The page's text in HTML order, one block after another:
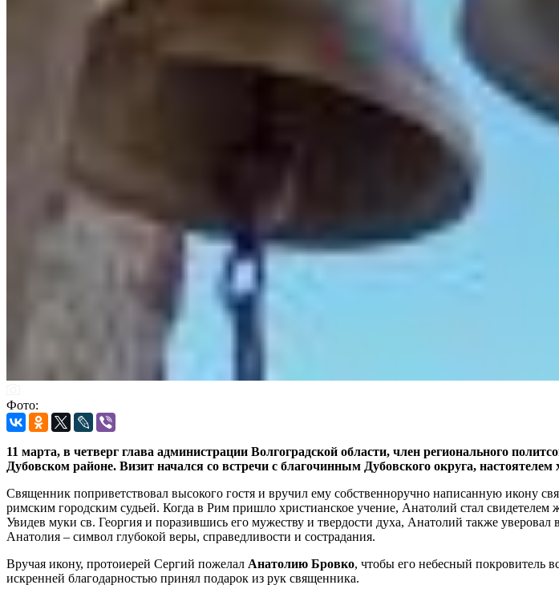
Фото:
11 марта, в четверг глава администрации Волгоградской области, член регионального
Дубовском районе. Визит начался со встречи с благочинным Дубовского округа,
Священник поприветствовал высокого гостя и вручил ему собственноручно написанную икону
римским городским судьей. Когда в Рим пришло христианское учение, Анатолий стал
Увидев муки св. Георгия и поразившись его мужеству и твердости духа, Анатолий также
Анатолия – символ глубокой веры, справедливости и сострадания.
Вручая икону, протоиерей Сергий пожелал Анатолию Бровко, чтобы его небесный покровитель
искренней благодарностью принял подарок из рук священника.